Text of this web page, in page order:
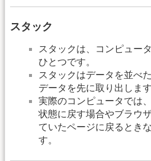
スタック
スタックは、コンピュー
ひとつです。
スタックはデータを並べ
データを先に取り出します
実際のコンピュータでは
状態に戻す場合やブラウ
ていたページに戻るとき
す。